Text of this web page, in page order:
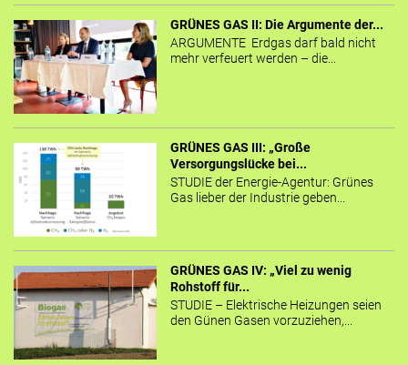
GRÜNES GAS II: Die Argumente der...
ARGUMENTE Erdgas darf bald nicht
mehr verfeuert werden – die...
GRÜNES GAS III: „Große
Versorgungslücke bei...
STUDIE der Energie-Agentur: Grünes
Gas lieber der Industrie geben...
GRÜNES GAS IV: „Viel zu wenig
Rohstoff für...
STUDIE – Elektrische Heizungen seien
den Günen Gasen vorzuziehen,...